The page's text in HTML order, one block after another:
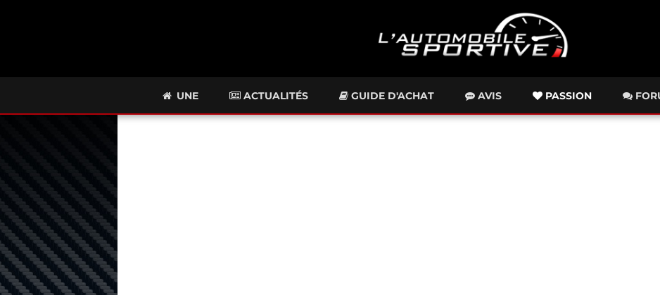
UNE ACTUALITÉS GUIDE D'ACHAT AVIS PASSION